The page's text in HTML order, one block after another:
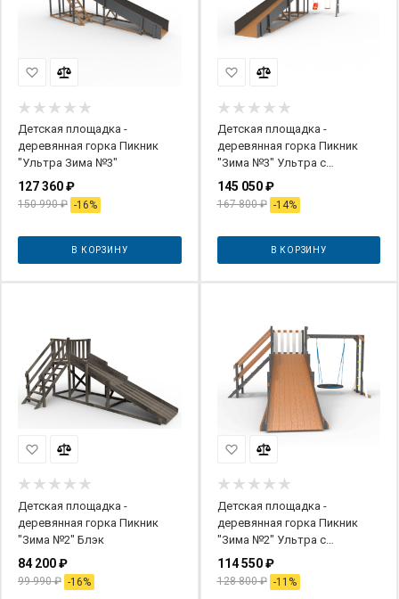
Детская площадка -
деревянная горка Пикник
"Ультра Зима №3"
127 360₽
150 990₽ -16%
В КОРЗИНУ
Детская площадка -
деревянная горка Пикник
"Зима №3" Ультра с
качельной балкой
145 050₽
167 800₽ -14%
В КОРЗИНУ
Детская площадка -
деревянная горка Пикник
"Зима №2" Блэк
84 200₽
99 990₽ -16%
Детская площадка -
деревянная горка Пикник
"Зима №2" Ультра с
рукоходом и гнездом
114 550₽
128 800₽ -11 %